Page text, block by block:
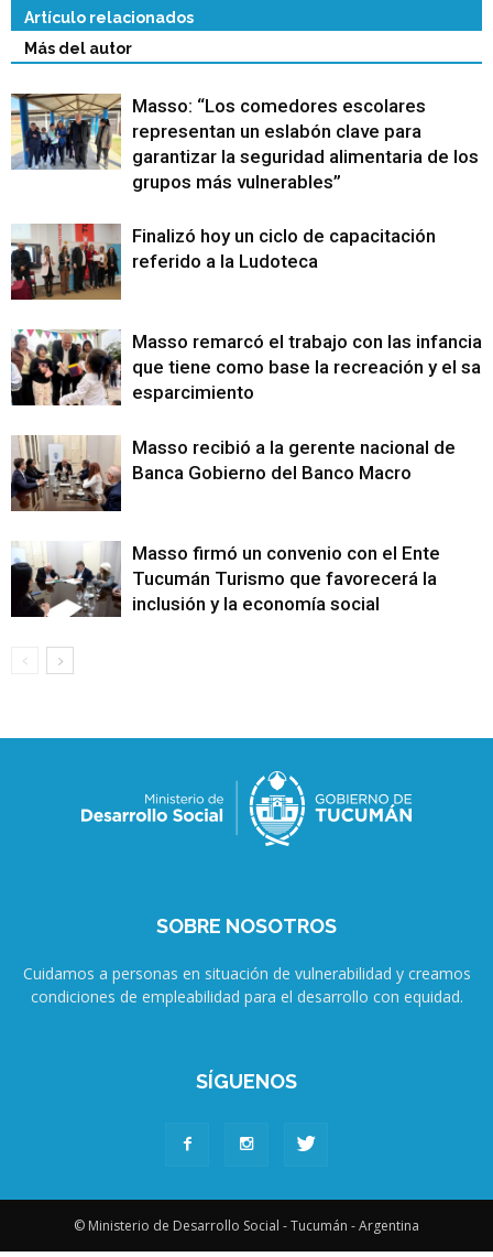
Artículo relacionados
Más del autor
Masso: “Los comedores escolares
representan un eslabón clave para
garantizar la seguridad alimentaria de los
grupos más vulnerables”
Finalizó hoy un ciclo de capacitación
referido a la Ludoteca
Masso remarcó el trabajo con las infancias
que tiene como base la recreación y el
esparcimiento
Masso recibió a la gerente nacional de
Banca Gobierno del Banco Macro
Masso firmó un convenio con el Ente
Tucumán Turismo que favorecerá la
inclusión y la economía social
SOBRE NOSOTROS
Cuidamos a personas en situación de vulnerabilidad y creamos
condiciones de empleabilidad para el desarrollo con equidad.
SÍGUENOS
© Ministerio de Desarrollo Social - Tucumán - Argentina